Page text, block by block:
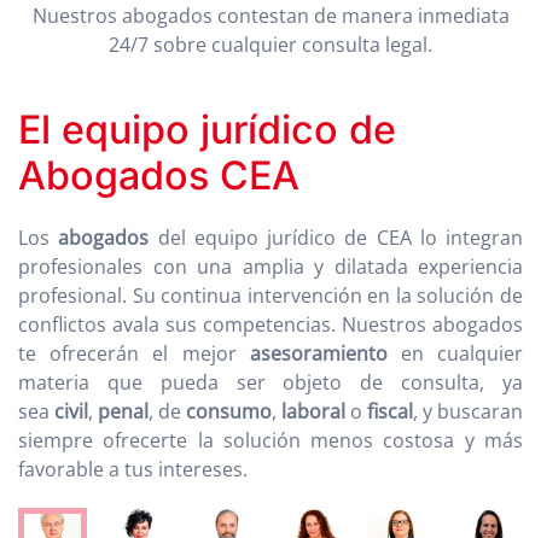
Nuestros abogados contestan de manera inmediata
24/7 sobre cualquier consulta legal.
El equipo jurídico de
Abogados CEA
Los abogados del equipo jurídico de CEA lo integran
profesionales con una amplia y dilatada experiencia
profesional. Su continua intervención en la solución de
conflictos avala sus competencias. Nuestros abogados
te ofrecerán el mejor asesoramiento en cualquier
materia que pueda ser objeto de consulta, ya
sea civil, penal, de consumo, laboral o fiscal, y buscaran
siempre ofrecerte la solución menos costosa y más
favorable a tus intereses.